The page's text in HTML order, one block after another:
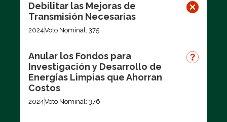
Debilitar las Mejoras de
Transmisión Necesarias
2024Voto Nominal: 375
Anular los Fondos para
Investigación y Desarrollo de
Energías Limpias que Ahorran
Costos
2024Voto Nominal: 376